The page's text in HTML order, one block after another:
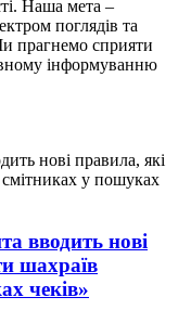
Наша мета –
поглядів та
прагнемо сприяти
інформуванню
вводить нові
шахраїв
чеків»